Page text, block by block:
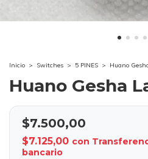
Inicio > Switches > 5 PINES > Huano
Huano Gesha
$7.500,00
$7.125,00 con
bancario